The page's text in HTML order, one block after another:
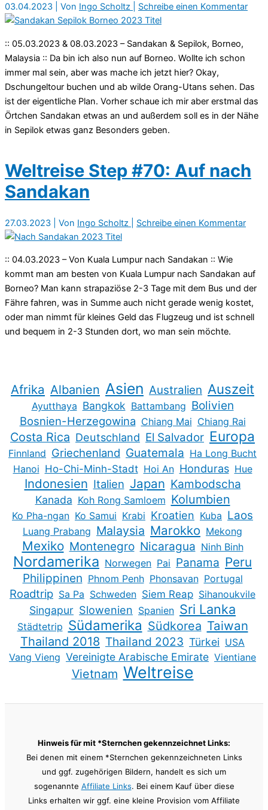
03.04.2023 | Von Ingo Scholtz Schreibe einen Kommentar
:: 05.03.2023 & 08.03.2023 – Sandakan & Sepilok, Borneo,
Malaysia :: Da bin ich also nun auf Borneo. Wollte ich schon
immer mal sein, aber was mache ich jetzt hier? Okay,
Dschungeltour buchen und ab wilde Orang-Utans sehen. Das
ist der eigentliche Plan. Vorher schaue ich mir aber erstmal das
Örtchen Sandakan etwas an und außerdem soll es in der Nähe
in Sepilok etwas ganz Besonders geben.
Weltreise Step #70: Auf nach
Sandakan
27.03.2023 | Von Ingo Scholtz Schreibe einen Kommentar
:: 04.03.2023 – Von Kuala Lumpur nach Sandakan :: Wie
kommt man am besten von Kuala Lumpur nach Sandakan auf
Borneo? Man kann strapaziöse 2-3 Tage mit dem Bus und der
Fähre fahren, was in Summe auch nicht gerade wenig kostet,
oder man nimmt für kleines Geld das Flugzeug und ist schnell
und bequem in 2-3 Stunden dort, wo man sein möchte.
Afrika Albanien Asien Australien Auszeit
Ayutthaya Bangkok Battambang Bolivien
Bosnien-Herzegowina Chiang Mai Chiang Rai
Costa Rica Deutschland El Salvador Europa
Finnland Griechenland Guatemala Ha Long Bucht
Hanoi Ho-Chi-Minh-Stadt Hoi An Honduras Hue
Indonesien Italien Japan Kambodscha
Kanada Koh Rong Samloem Kolumbien
Ko Pha-ngan Ko Samui Krabi Kroatien Kuba Laos
Luang Prabang Malaysia Marokko Mekong
Mexiko Montenegro Nicaragua Ninh Binh
Nordamerika Norwegen Pai Panama Peru
Philippinen Phnom Penh Phonsavan Portugal
Roadtrip Sa Pa Schweden Siem Reap Sihanoukvile
Singapur Slowenien Spanien Sri Lanka
Städtetrip Südamerika Südkorea Taiwan
Thailand 2018 Thailand 2023 Türkei USA
Vang Vieng Vereinigte Arabische Emirate Vientiane
Vietnam Weltreise
Hinweis für mit *Sternchen gekennzeichnet Links:
Bei denen mit einem *Sternchen gekennzeichneten Links
und ggf. zugehörigen Bildern, handelt es sich um
sogenannte Affiliate Links. Bei einem Kauf über diese
Links erhalten wir ggf. eine kleine Provision vom Affiliate